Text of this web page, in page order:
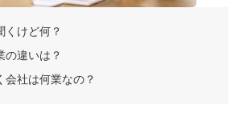
くけど何？
の違いは？
会社は何業なの？